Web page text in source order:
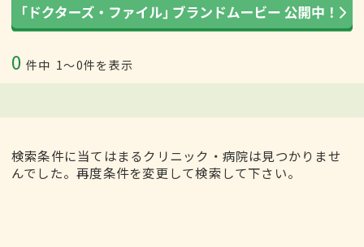
0 件中 1〜0件を表示
検索条件に当てはまるクリニック・病院は見つかりませ
んでした。再度条件を変更して検索して下さい。